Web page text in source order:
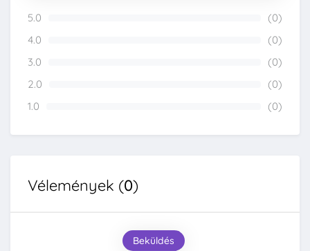
5.0
(0)
4.0
(0)
3.0
(0)
2.0
(0)
1.0
(0)
Vélemények (0)
Beküldés